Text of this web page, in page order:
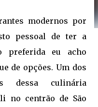
modernos por
pessoal de ter a
preferida eu acho
de opções. Um dos
dessa culinária
no centrão de São